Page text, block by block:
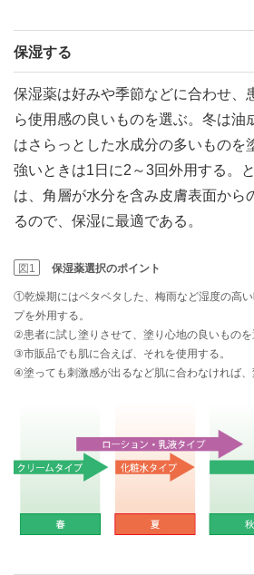
保湿する
保湿薬は好みや季節などに合わせ、
ら使用感の良いものを選ぶ。冬は油
はさらっとした水成分の多いものを
強いときは1日に2～3回外用する。
は、角層が水分を含み皮膚表面から
るので、保湿に最適である。
図1 保湿薬選択のポイント
①乾燥期にはベタベタした、梅雨など湿度の高
プを外用する。
②患者に試し塗りさせて、塗り心地の良いものを
③市販品でも肌に合えば、それを使用する。
④塗っても刺激感が出るなど肌に合わなければ、